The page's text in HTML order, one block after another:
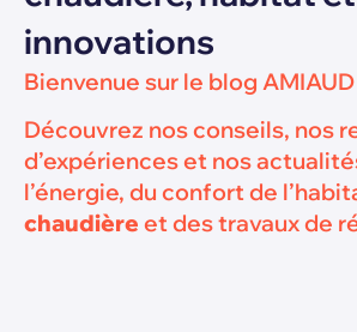
innovations
Bienvenue sur le blog AMIAUD
Découvrez nos conseils, nos
d’expériences et nos
l’énergie, du confort de
chaudière et des travaux de